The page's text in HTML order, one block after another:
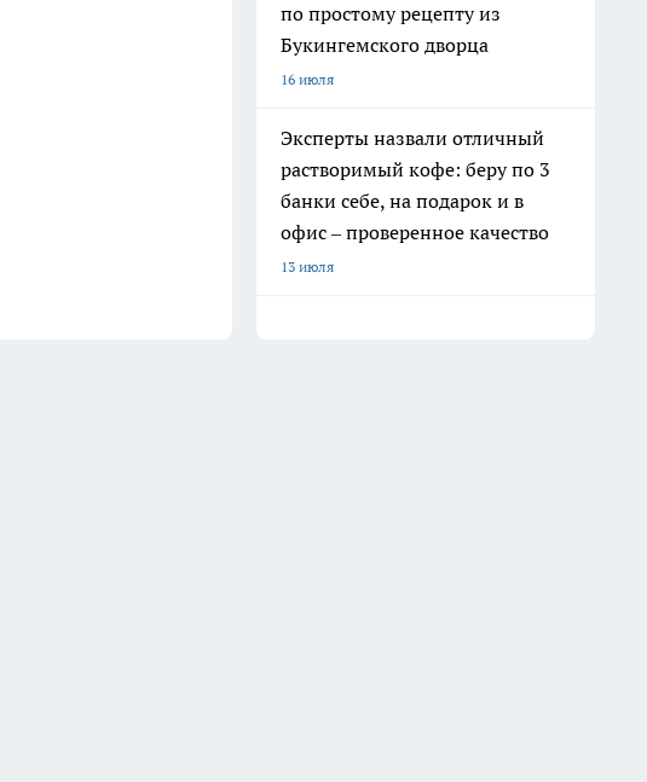
по простому рецепту из
Букингемского дворца
16 июля
Эксперты назвали отличный
растворимый кофе: беру по 3
банки себе, на подарок и в
офис – проверенное качество
13 июля